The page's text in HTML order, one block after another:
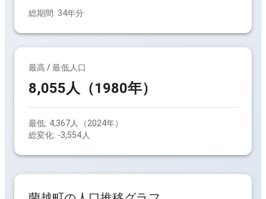
総期間: 34年分
最高 / 最低人口
8,055人（1980年）
最低: 4,367人（2024年）
総変化: -3,554人